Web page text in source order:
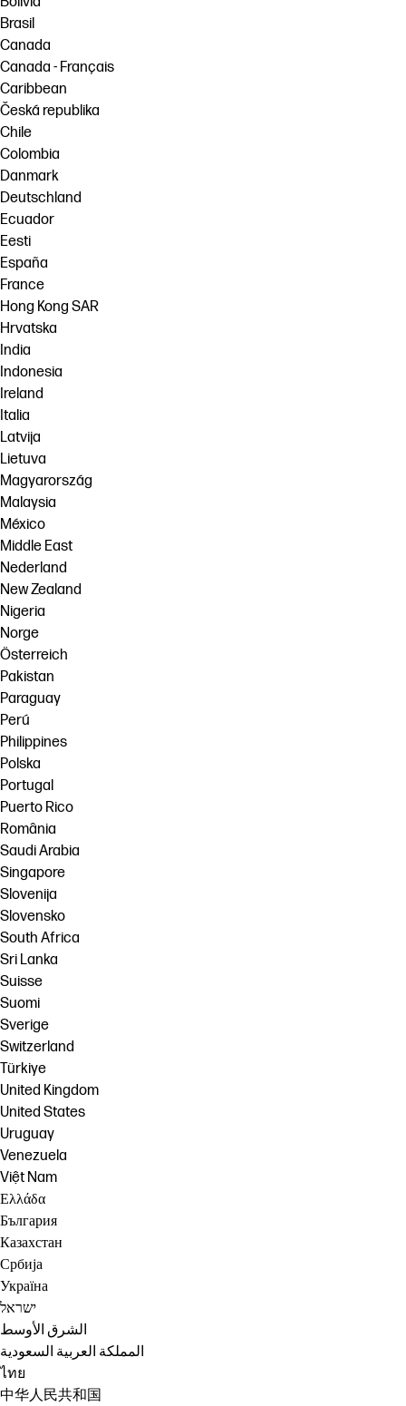
Brasil
Canada
Canada - Français
Caribbean
Česká republika
Chile
Colombia
Danmark
Deutschland
Ecuador
Eesti
España
France
Hong Kong SAR
Hrvatska
India
Indonesia
Ireland
Italia
Latvija
Lietuva
Magyarország
Malaysia
México
Middle East
Nederland
New Zealand
Nigeria
Norge
Österreich
Pakistan
Paraguay
Perú
Philippines
Polska
Portugal
Puerto Rico
România
Saudi Arabia
Singapore
Slovenija
Slovensko
South Africa
Sri Lanka
Suisse
Suomi
Sverige
Switzerland
Türkiye
United Kingdom
United States
Uruguay
Venezuela
Việt Nam
Ελλάδα
България
Казахстан
Србија
Україна
ישראל
الشرق الأوسط
المملكة العربية السعودية
ไทย
中华人民共和国